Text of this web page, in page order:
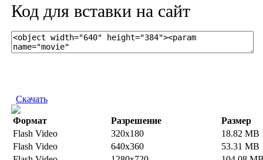
Код для вставки на сайт
Скачать
Формат Разрешение
Размер
Flash Video
320x180
18.82 MB
Flash Video
640x360
53.31 MB